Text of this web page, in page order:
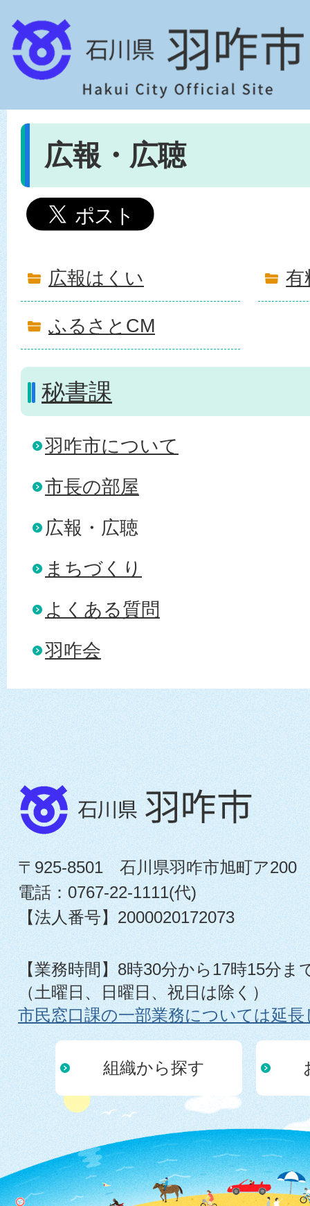
広報・広聴
広報はくい 有
ふるさとCM
秘書課
羽咋市について
市長の部屋
広報・広聴
まちづくり
よくある質問
羽咋会
〒925-8501 石川県羽咋市旭町ア200
電話：0767-22-1111(代)
【法人番号】2000020172073
【業務時間】8時30分から17時15分ま
（土曜日、日曜日、祝日は除く）
市民窓口課の一部業務については延
組織から探す